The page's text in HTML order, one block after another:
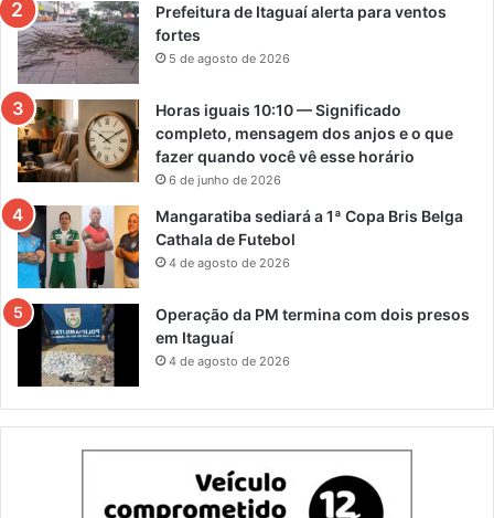
Prefeitura de Itaguaí alerta para ventos
fortes
5 de agosto de 2026
Horas iguais 10:10 — Significado
completo, mensagem dos anjos e o que
fazer quando você vê esse horário
6 de junho de 2026
Mangaratiba sediará a 1ª Copa Bris Belga
Cathala de Futebol
4 de agosto de 2026
Operação da PM termina com dois presos
em Itaguaí
4 de agosto de 2026